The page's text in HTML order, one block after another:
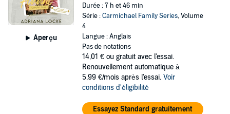
Aperçu
Durée : 7 h et 46 min
Série :Carmichael Family Series, Volume
4
Langue : Anglais
Pas de notations
14,01 € ou gratuit avec l'essai.
Renouvellement automatique à
5,99 €/mois après l'essai. Voir
conditions d'éligibilité
Essayez Standard gratuitement